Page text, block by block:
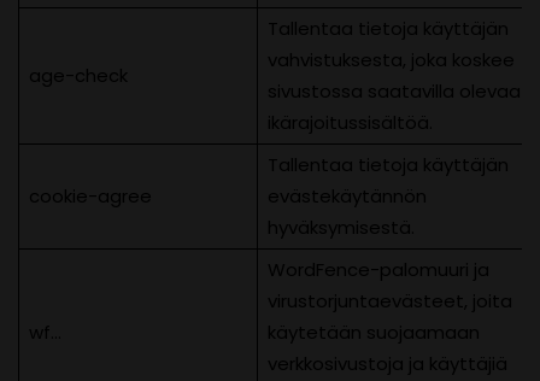
age-check
Tallentaa tietoja käyttäjän
vahvistuksesta, joka koskee
sivustossa saatavilla olevaa
ikärajoitussisältöä.
cookie-agree
Tallentaa tietoja käyttäjän
evästekäytännön
hyväksymisestä.
wf…
WordFence-palomuuri ja
virustorjuntaevästeet, joita
käytetään suojaamaan
verkkosivustoja ja käyttäjiä